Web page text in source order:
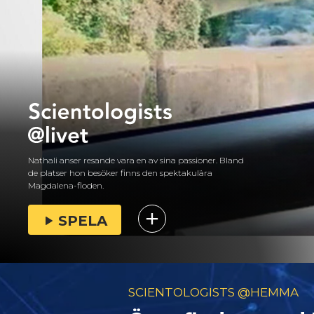
Nathali anser resande vara en av sina passioner. Bland
de platser hon besöker finns den spektakulära
Magdalena-floden.
SPELA
SCIENTOLOGISTS @HEMMA